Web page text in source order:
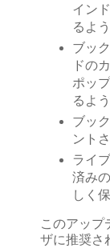
イン
るよ
ブッ
ドの
ポッ
るよ
ブッ
ント
ライ
済み
しく
このアップ
ザに推奨さ